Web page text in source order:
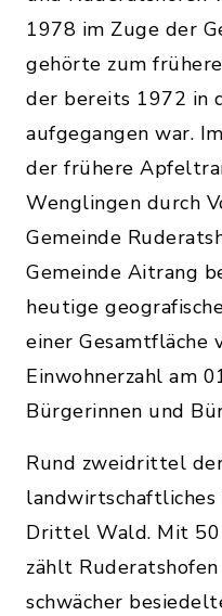
1978 im Zuge der
gehörte zum
der bereits 1972 in
aufgegangen war.
der frühere
Wenglingen durch
Gemeinde
Gemeinde Aitrang
heutige
einer Gesamtfläche
Einwohnerzahl am
Bürgerinnen und
Rund zweidrittel
Drittel Wald. Mit
zählt
schwächer